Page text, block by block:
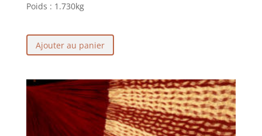
Poids : 1.730kg
Ajouter au panier